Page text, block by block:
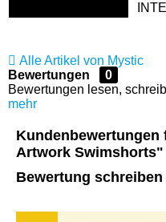
Alle Artikel von Mystic
Bewertungen
0
Bewertungen lesen,
mehr
Kundenbewertungen
Artwork Swimshorts"
Bewertung schreiben